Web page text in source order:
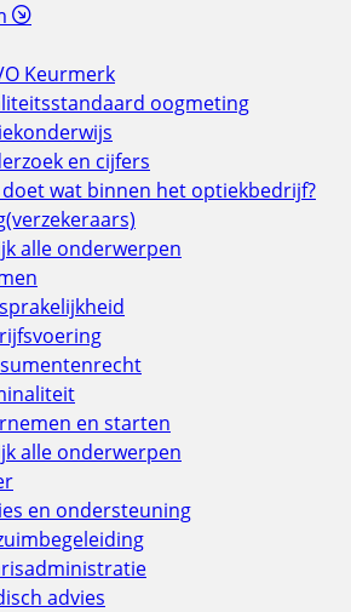
Keurmerk
oogmeting
en cijfers
doet wat binnen het optiekbedrijf?
alle onderwerpen
en starten
alle onderwerpen
en ondersteuning
advies